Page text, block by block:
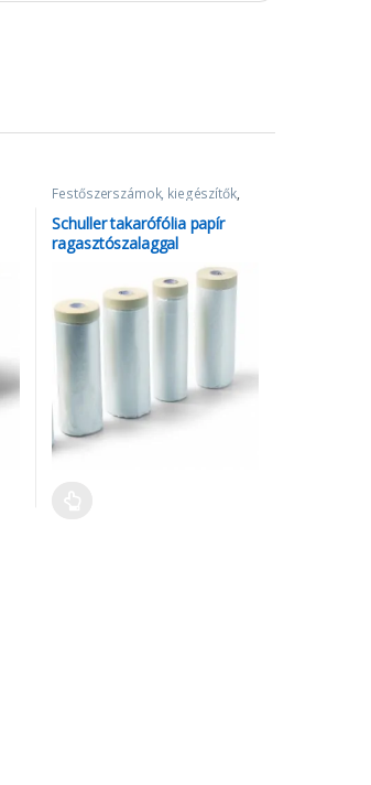
Festőszerszámok, kiegészítők,
Takarópapír és fólia
Schuller takarófólia papír
ragasztószalaggal